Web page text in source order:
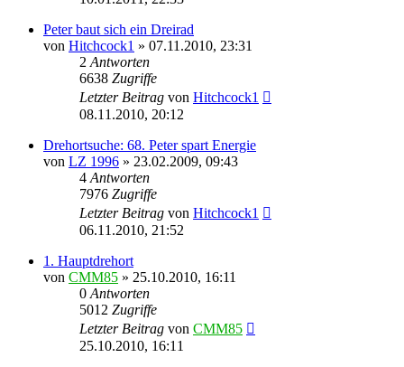
Peter baut sich ein Dreirad
von Hitchcock1 » 07.11.2010, 23:31
2 Antworten
6638 Zugriffe
Letzter Beitrag von Hitchcock1
08.11.2010, 20:12
Drehortsuche: 68. Peter spart Energie
von LZ 1996 » 23.02.2009, 09:43
4 Antworten
7976 Zugriffe
Letzter Beitrag von Hitchcock1
06.11.2010, 21:52
1. Hauptdrehort
von CMM85 » 25.10.2010, 16:11
0 Antworten
5012 Zugriffe
Letzter Beitrag von CMM85
25.10.2010, 16:11